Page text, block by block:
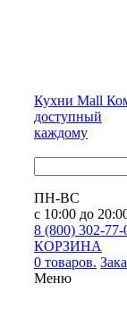
Кухни Mall
доступный
каждому
ПН-ВС
с 10:00 до
8 (800) 302-77-
КОРЗИНА
0 товаров.
Меню